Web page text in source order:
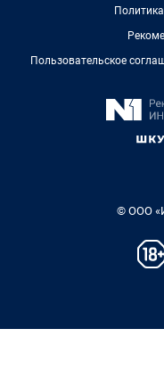
Пользовательское
© ООО